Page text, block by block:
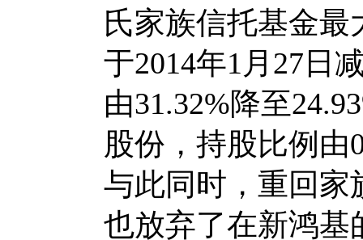
氏家族信托基金
于2014年1月27日
由31.32%降至
股份，持股比例由
与此同时，重回家
也放弃了在新鸿基